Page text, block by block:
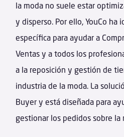
la moda no suele estar
y disperso. Por ello, YouCo ha
específica para ayudar a
Ventas y a todos los
a la reposición y gestión de
industria de la moda. La
Buyer y está diseñada para
gestionar los pedidos sobre la